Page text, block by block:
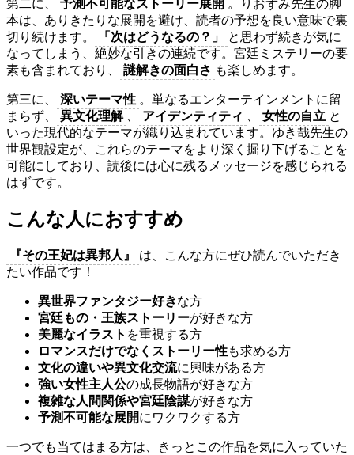
第二に、 予測不可能なストーリー展開 。りおずみ先生の脚
本は、ありきたりな展開を避け、読者の予想を良い意味で裏
切り続けます。
「次はどうなるの？」
と思わず続きが気に
なってしまう、絶妙な引きの連続です。宮廷ミステリーの要
素も含まれており、
謎解きの面白さ も楽しめます。
第三に、 深いテーマ性 。単なるエンターテインメントに留
まらず、
異文化理解 アイデンティティ 女性の自立 と
いった現代的なテーマが織り込まれています。ゆき哉先生の
世界観設定が、これらのテーマをより深く掘り下げることを
可能にしており、読後には心に残るメッセージを感じられる
はずです。
こんな人におすすめ
『その王妃は異邦人』
は、こんな方にぜひ読んでいただき
たい作品です！
異世界ファンタジー好きな方
宮廷もの・王族ストーリーが好きな方
美麗なイラスト を重視する方
ロマンスだけでなくストーリー性も求める方
文化の違いや異文化交流に興味がある方
強い女性主人公の成長物語が好きな方
複雑な人間関係や宮廷陰謀が好きな方
予測不可能な展開にワクワクする方
一つでも当てはまる方は、きっとこの作品を気に入っていた